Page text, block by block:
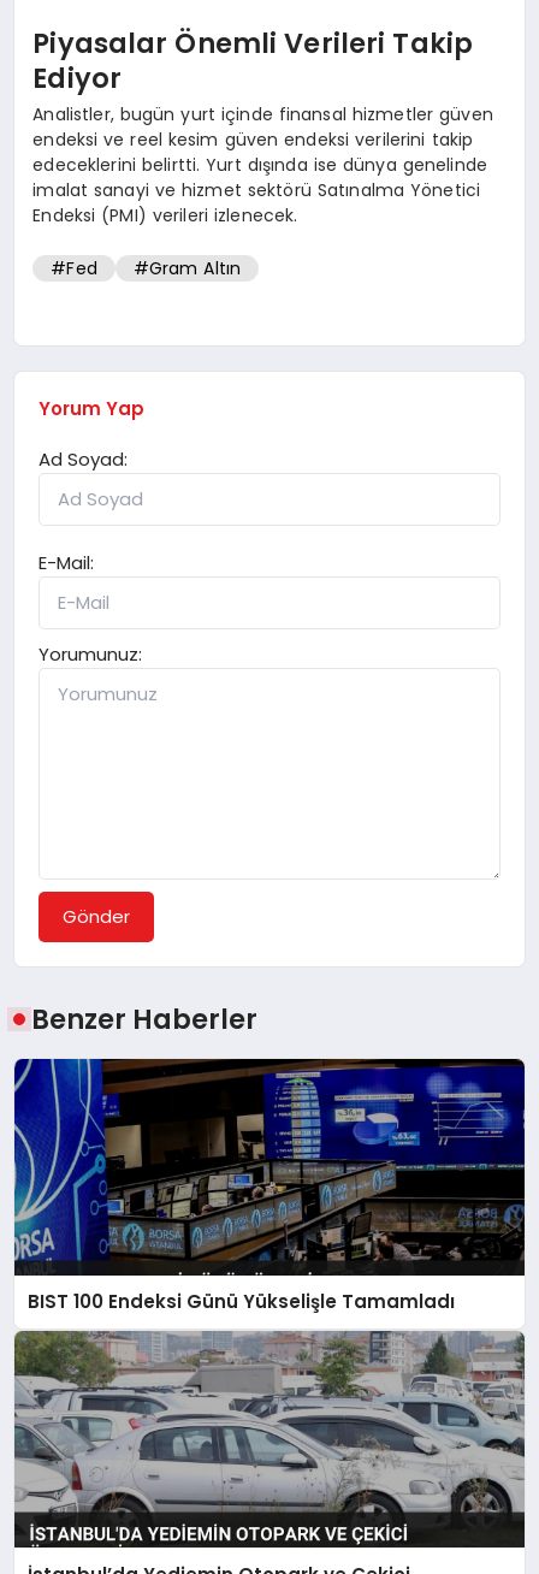
Piyasalar Önemli Verileri Takip
Ediyor
Analistler, bugün yurt içinde finansal hizmetler güven
endeksi ve reel kesim güven endeksi verilerini takip
edeceklerini belirtti. Yurt dışında ise dünya genelinde
imalat sanayi ve hizmet sektörü Satınalma Yönetici
Endeksi (PMI) verileri izlenecek.
#Fed #Gram Altın
Yorum Yap
Ad Soyad:
E-Mail:
Yorumunuz:
Gönder
Benzer Haberler
BIST 100 Endeksi Günü Yükselişle Tamamladı